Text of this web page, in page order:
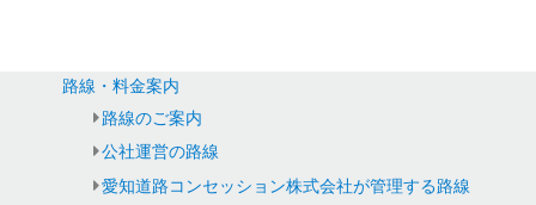
路線・料金案内
路線のご案内
公社運営の路線
愛知道路コンセッション株式会社が管理する路線